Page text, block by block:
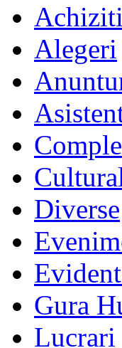
Alegeri
Diverse
Gura
Lucrari